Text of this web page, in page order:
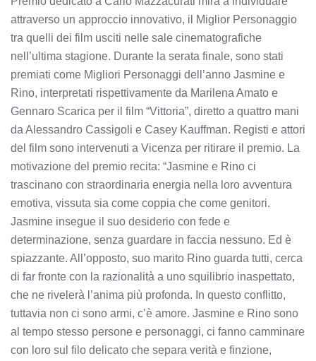
attraverso un approccio innovativo, il Miglior Personaggio
tra quelli dei film usciti nelle sale cinematografiche
nell’ultima stagione. Durante la serata finale, sono stati
premiati come Migliori Personaggi dell’anno Jasmine e
Rino, interpretati rispettivamente da Marilena Amato e
Gennaro Scarica per il film “Vittoria”, diretto a quattro mani
da Alessandro Cassigoli e Casey Kauffman. Registi e attori
del film sono intervenuti a Vicenza per ritirare il premio. La
motivazione del premio recita: “Jasmine e Rino ci
trascinano con straordinaria energia nella loro avventura
emotiva, vissuta sia come coppia che come genitori.
Jasmine insegue il suo desiderio con fede e
determinazione, senza guardare in faccia nessuno. Ed è
spiazzante. All’opposto, suo marito Rino guarda tutti, cerca
di far fronte con la razionalità a uno squilibrio inaspettato,
che ne rivelerà l’anima più profonda. In questo conflitto,
tuttavia non ci sono armi, c’è amore. Jasmine e Rino sono
al tempo stesso persone e personaggi, ci fanno camminare
con loro sul filo delicato che separa verità e finzione,